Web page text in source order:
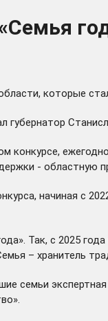
которые
- областную
начиная с
Так, с 2025
– хранитель
семьи